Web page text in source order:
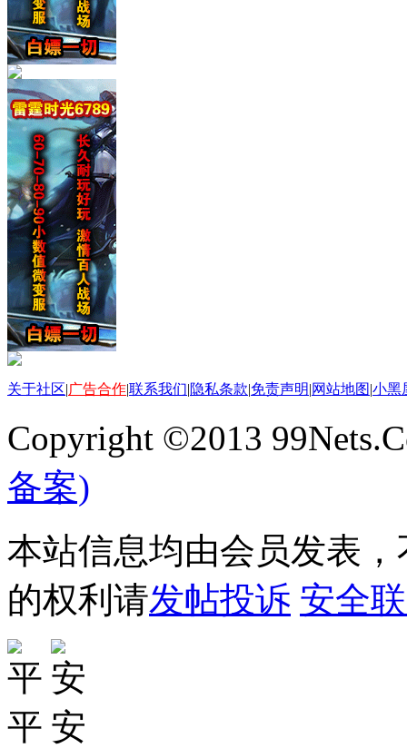
关于社区|广告合作|联系我们|隐私条款|免责声明|网站地图|小黑
Copyright ©2013
备案)
本站信息均由会员发表
的权利请发帖投诉 安全